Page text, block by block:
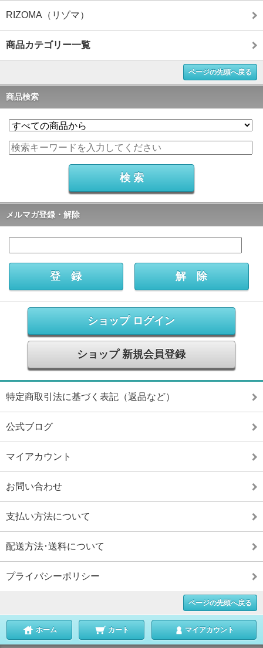
RIZOMA（リゾマ）
商品カテゴリー一覧
ページの先頭へ戻る
商品検索
メルマガ登録・解除
ショップ ログイン
ショップ 新規会員登録
特定商取引法に基づく表記（返品など）
公式ブログ
マイアカウント
お問い合わせ
支払い方法について
配送方法･送料について
プライバシーポリシー
ページの先頭へ戻る
ホーム カート マイアカウント